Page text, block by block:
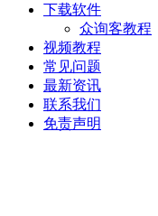
下载软件
众询客教程
视频教程
常见问题
最新资讯
联系我们
免责声明